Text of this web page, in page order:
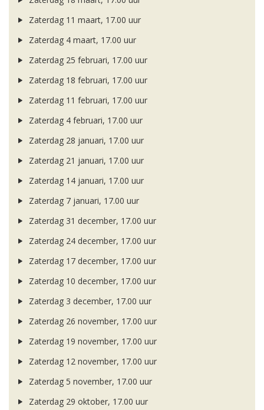
Zaterdag 11 maart, 17.00 uur
Zaterdag 4 maart, 17.00 uur
Zaterdag 25 februari, 17.00 uur
Zaterdag 18 februari, 17.00 uur
Zaterdag 11 februari, 17.00 uur
Zaterdag 4 februari, 17.00 uur
Zaterdag 28 januari, 17.00 uur
Zaterdag 21 januari, 17.00 uur
Zaterdag 14 januari, 17.00 uur
Zaterdag 7 januari, 17.00 uur
Zaterdag 31 december, 17.00 uur
Zaterdag 24 december, 17.00 uur
Zaterdag 17 december, 17.00 uur
Zaterdag 10 december, 17.00 uur
Zaterdag 3 december, 17.00 uur
Zaterdag 26 november, 17.00 uur
Zaterdag 19 november, 17.00 uur
Zaterdag 12 november, 17.00 uur
Zaterdag 5 november, 17.00 uur
Zaterdag 29 oktober, 17.00 uur